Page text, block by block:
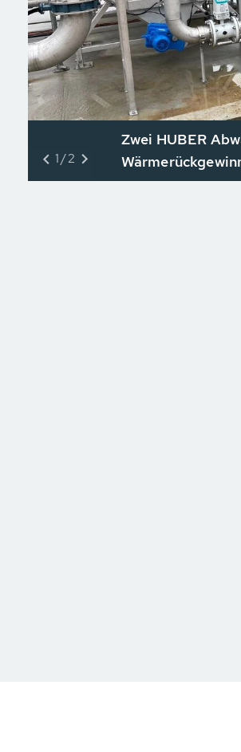
Zwei HUBER
1/2